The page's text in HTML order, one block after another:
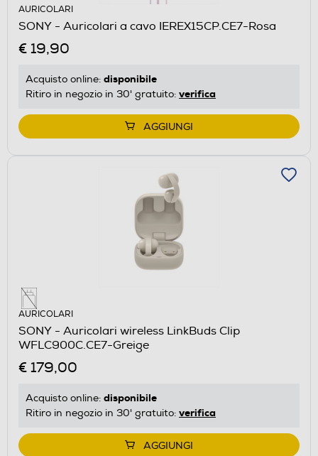
AURICOLARI
SONY - Auricolari a cavo IEREX15CP.CE7-Rosa
€ 19,90
Acquisto online: disponibile
Ritiro in negozio in 30' gratuito: verifica
AGGIUNGI
AURICOLARI
SONY - Auricolari wireless LinkBuds Clip
WFLC900C.CE7-Greige
€ 179,00
Acquisto online: disponibile
Ritiro in negozio in 30' gratuito: verifica
AGGIUNGI